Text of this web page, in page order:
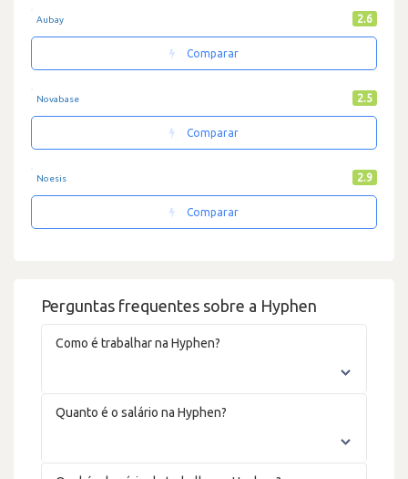
Perguntas frequentes sobre a Hyphen
Como é trabalhar na Hyphen?
Quanto é o salário na Hyphen?
Aubay 2.6
Comparar
Novabase 2.5
Comparar
Noesis 2.9
Comparar